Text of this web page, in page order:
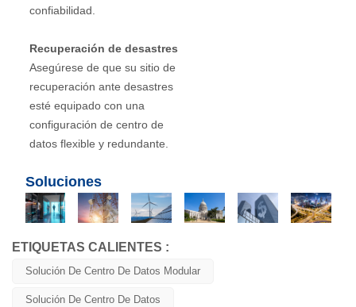
confiabilidad.
Recuperación de desastres
Asegúrese de que su sitio de
recuperación ante desastres
esté equipado con una
configuración de centro de
datos flexible y redundante.
Soluciones
ETIQUETAS CALIENTES :
Solución De Centro De Datos Modular
Solución De Centro De Datos